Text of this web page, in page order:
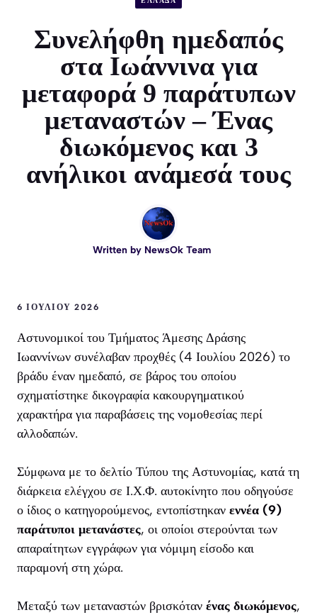
Συνελήφθη ημεδαπός
στα Ιωάννινα για
μεταφορά 9 παράτυπων
μεταναστών – Ένας
διωκόμενος και 3
ανήλικοι ανάμεσά τους
Written by NewsOk Team
6 ΙΟΥΛΊΟΥ 2026
Αστυνομικοί του Τμήματος Άμεσης Δράσης
Ιωαννίνων συνέλαβαν προχθές (4 Ιουλίου 2026) το
βράδυ έναν ημεδαπό, σε βάρος του οποίου
σχηματίστηκε δικογραφία κακουργηματικού
χαρακτήρα για παραβάσεις της νομοθεσίας περί
αλλοδαπών.
Σύμφωνα με το δελτίο Τύπου της Αστυνομίας, κατά τη
διάρκεια ελέγχου σε Ι.Χ.Φ. αυτοκίνητο που οδηγούσε
ο ίδιος ο κατηγορούμενος, εντοπίστηκαν εννέα (9)
παράτυποι μετανάστες, οι οποίοι στερούνται των
απαραίτητων εγγράφων για νόμιμη είσοδο και
παραμονή στη χώρα.
Μεταξύ των μεταναστών βρισκόταν ένας διωκόμενος,